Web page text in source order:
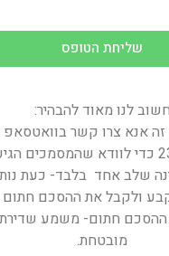
שליחת הטופס
חשוב לנו מאוד להבהיר:
שלב אחד בלבד- כעת
ולקבל את ההסכם חתום
חתום- משמע
מובטחת.